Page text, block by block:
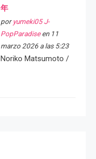
年
por yumeki05 J-
PopParadiseen 11
marzo 2026 a las 5:23
Noriko Matsumoto /